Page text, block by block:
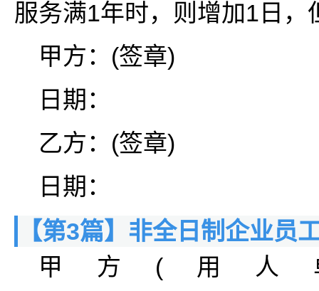
服务满1年时，则增加1日
甲方：(签章)
日期：
乙方：(签章)
日期：
【第3篇】非全日制企业员
甲方(用人